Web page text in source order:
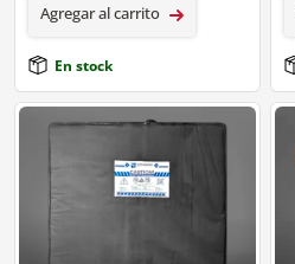
Agregar al carrito
En stock